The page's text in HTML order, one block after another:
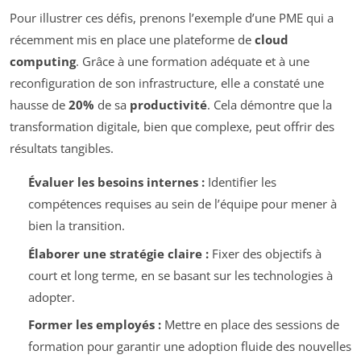
Pour illustrer ces défis, prenons l’exemple d’une PME qui a
récemment mis en place une plateforme de cloud
computing. Grâce à une formation adéquate et à une
reconfiguration de son infrastructure, elle a constaté une
hausse de 20% de sa productivité. Cela démontre que la
transformation digitale, bien que complexe, peut offrir des
résultats tangibles.
Évaluer les besoins internes :Identifier les
compétences requises au sein de l’équipe pour mener à
bien la transition.
Élaborer une stratégie claire :Fixer des objectifs à
court et long terme, en se basant sur les technologies à
adopter.
Former les employés :Mettre en place des sessions de
formation pour garantir une adoption fluide des nouvelles